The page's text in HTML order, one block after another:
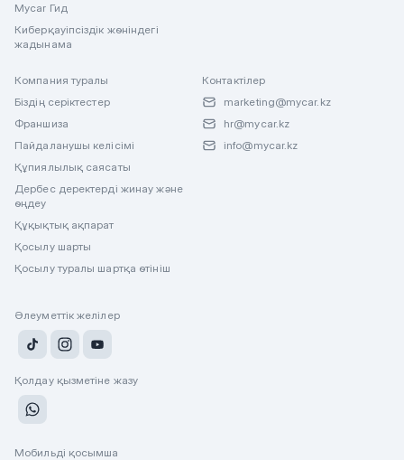
Mycar Гид
Киберқауіпсіздік жөніндегі
жадынама
Компания туралы
Біздің серіктестер
Франшиза
Пайдаланушы келісімі
Құпиялылық саясаты
Дербес деректерді жинау және
өңдеу
Құқықтық ақпарат
Қосылу шарты
Қосылу туралы шартқа өтініш
Контактілер
marketing@mycar.kz
hr@mycar.kz
info@mycar.kz
Әлеуметтік желілер
Қолдау қызметіне жазу
Мобильді қосымша